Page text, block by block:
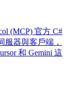
(MCP) 官方 C#
服器與客戶端，
和 Gemini 這